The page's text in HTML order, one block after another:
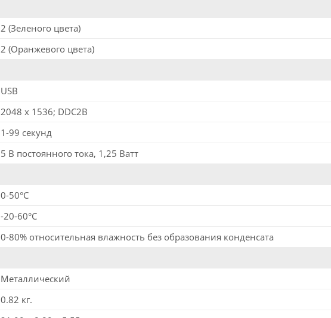
2 (Зеленого цвета)
2 (Оранжевого цвета)
USB
2048 x 1536; DDC2B
1-99 секунд
5 В постоянного тока, 1,25 Ватт
0-50°C
-20-60°C
0-80% относительная влажность без образования конденсата
Металлический
0.82 кг.